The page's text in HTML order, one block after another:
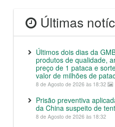
Últimas
Últimos dois dias da
produtos de qualidade,
preço de 1 pataca e
valor de milhões de
8 de Agosto de 2026 às 18:32
Prisão preventiva
da China suspeito de
8 de Agosto de 2026 às 18:32